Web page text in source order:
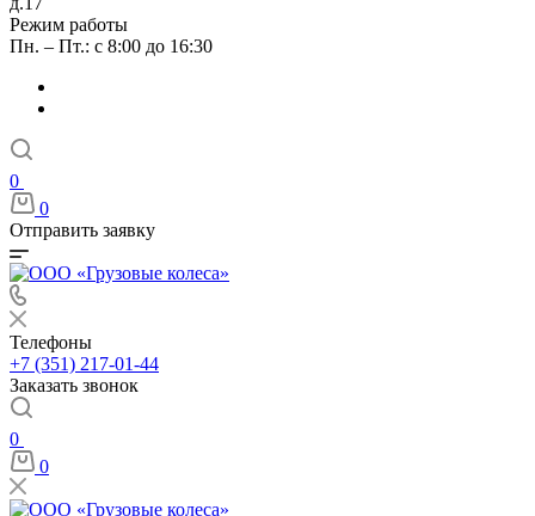
Режим работы
Пн. – Пт.: с 8:00 до 16:30
0
0
Отправить заявку
Телефоны
+7 (351) 217-01-44
Заказать звонок
0
0